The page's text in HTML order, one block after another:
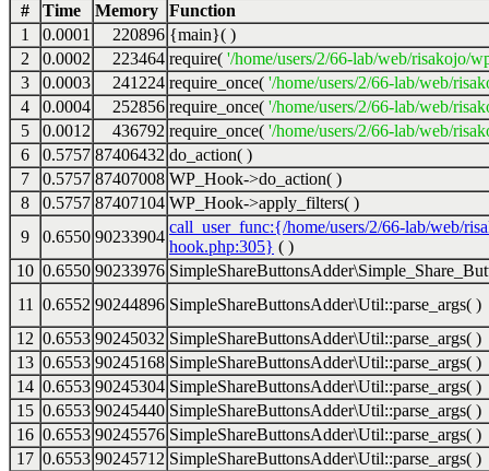
#
Time Memory Function
1
0.0001 220896 {main}( )
2
0.0002 223464 require( '/home/users/2/66-lab/web/risakojo/
3
0.0003 241224 require_once( '/home/users/2/66-lab/web/
4
0.0004 252856 require_once( '/home/users/2/66-lab/web/
5
0.0012 436792 require_once( '/home/users/2/66-lab/web/
6
0.5757 87406432 do_action( )
7
0.5757 87407008 WP_Hook->do_action( )
8
0.5757 87407104 WP_Hook->apply_filters( )
9
0.6550 90233904
call_user_func:{/home/users/2/66-lab/web/
hook.php:305} ( )
10 0.6550 90233976
11
0.6552 90244896 SimpleShareButtonsAdder\Util::parse_args( )
12 0.6553 90245032 SimpleShareButtonsAdder\Util::parse_args( )
13 0.6553 90245168 SimpleShareButtonsAdder\Util::parse_args( )
14 0.6553 90245304 SimpleShareButtonsAdder\Util::parse_args( )
15 0.6553 90245440 SimpleShareButtonsAdder\Util::parse_args( )
16 0.6553 90245576 SimpleShareButtonsAdder\Util::parse_args( )
17 0.6553 90245712 SimpleShareButtonsAdder\Util::parse_args( )